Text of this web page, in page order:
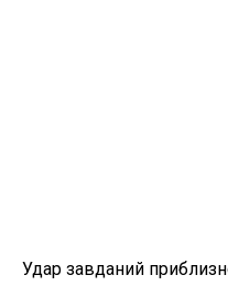
Удар завданий